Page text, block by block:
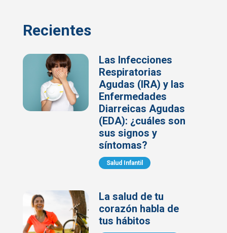
Recientes
Las Infecciones
Respiratorias
Agudas (IRA) y las
Enfermedades
Diarreicas Agudas
(EDA): ¿cuáles son
sus signos y
síntomas?
Salud Infantil
La salud de tu
corazón habla de
tus hábitos